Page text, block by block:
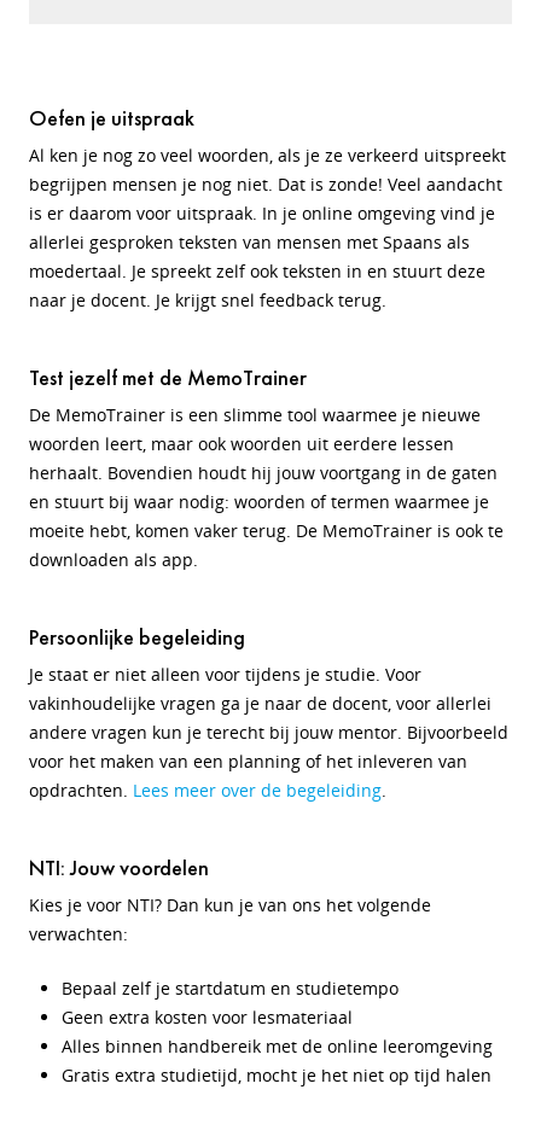
Oefen je uitspraak
Al ken je nog zo veel woorden, als je ze verkeerd uitspreekt
begrijpen mensen je nog niet. Dat is zonde! Veel aandacht
is er daarom voor uitspraak. In je online omgeving vind je
allerlei gesproken teksten van mensen met Spaans als
moedertaal. Je spreekt zelf ook teksten in en stuurt deze
naar je docent. Je krijgt snel feedback terug.
Test jezelf met de MemoTrainer
De MemoTrainer is een slimme tool waarmee je nieuwe
woorden leert, maar ook woorden uit eerdere lessen
herhaalt. Bovendien houdt hij jouw voortgang in de gaten
en stuurt bij waar nodig: woorden of termen waarmee je
moeite hebt, komen vaker terug. De MemoTrainer is ook te
downloaden als app.
Persoonlijke begeleiding
Je staat er niet alleen voor tijdens je studie. Voor
vakinhoudelijke vragen ga je naar de docent, voor allerlei
andere vragen kun je terecht bij jouw mentor. Bijvoorbeeld
voor het maken van een planning of het inleveren van
opdrachten. Lees meer over de begeleiding.
NTI: Jouw voordelen
Kies je voor NTI? Dan kun je van ons het volgende
verwachten:
Bepaal zelf je startdatum en studietempo
Geen extra kosten voor lesmateriaal
Alles binnen handbereik met de online leeromgeving
Gratis extra studietijd, mocht je het niet op tijd halen